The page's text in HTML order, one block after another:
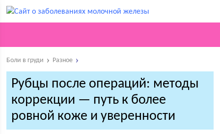
Боли в груди Разное
Рубцы после операций: методы
коррекции — путь к более
ровной коже и уверенности